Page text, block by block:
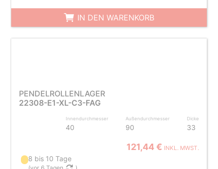
IN DEN WARENKORB
PENDELROLLENLAGER
22308-E1-XL-C3-FAG
Innendurchmesser
40
Außendurchmesser
90
Dicke
33
121,44 € INKL. MWST.
8 bis 10 Tage